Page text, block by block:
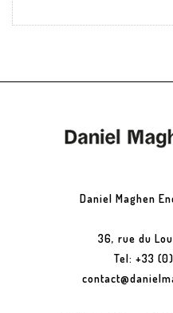
Daniel Maghen
36, rue du
Tel: +33